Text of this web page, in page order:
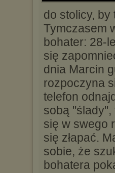
do stolicy,
Tymczasem
bohater: 28-
się
dnia Marcin
rozpoczyna
telefon
sobą "ślady",
się w swego
się złapać.
sobie, że
bohatera